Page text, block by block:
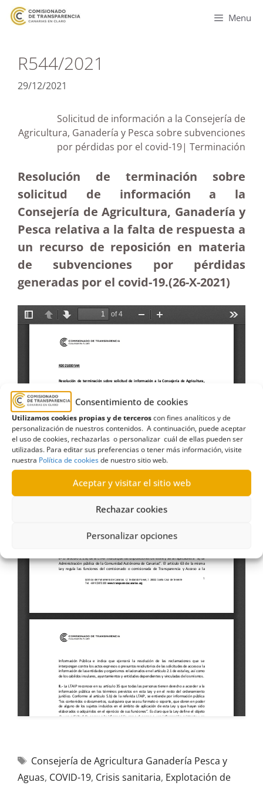
Consentimiento de cookies
Utilizamos cookies propias y de terceroscon fines analíticos y de
personalización de nuestros contenidos. A continuación, puede aceptar
el uso de cookies, rechazarlas o personalizar cuál de ellas pueden ser
utilizadas. Para editar sus preferencias o tener más información, visite
nuestra Política de cookiesde nuestro sitio web.
Aceptar y visitar el sitio web
Rechazar cookies
Personalizar opciones
Menu
R544/2021
29/12/2021
Solicitud de información a la Consejería de
Agricultura, Ganadería y Pesca sobre subvenciones
por pérdidas por el covid-19| Terminación
Resolución de terminación sobre
solicitud de información a la
Consejería de Agricultura, Ganadería y
Pesca relativa a la falta de respuesta a
un recurso de reposición en materia
de subvenciones por pérdidas
generadas por el covid-19.(26-X-2021)
Consejería de Agricultura Ganadería Pesca y
Aguas, COVID-19, Crisis sanitaria, Explotación de